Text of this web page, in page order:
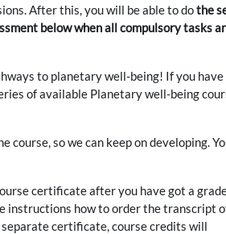
After this, you will be able to dothe
below when all compulsory tasks
to planetary well-being! If you have
of available Planetary well-being
so we can keep on developing.
certificate after you have got a
instructions how to order the transcript
certificate, course credits will